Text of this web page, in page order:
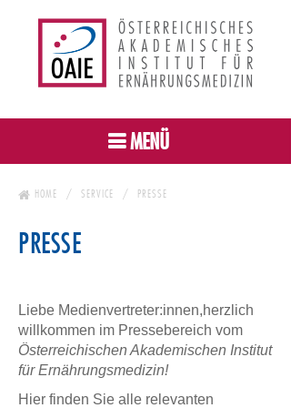
MENÜ
HOME SERVICE PRESSE
PRESSE
Liebe Medienvertreter:innen,herzlich
willkommen im Pressebereich vom
Österreichischen Akademischen Institut
für Ernährungsmedizin!
Hier finden Sie alle relevanten